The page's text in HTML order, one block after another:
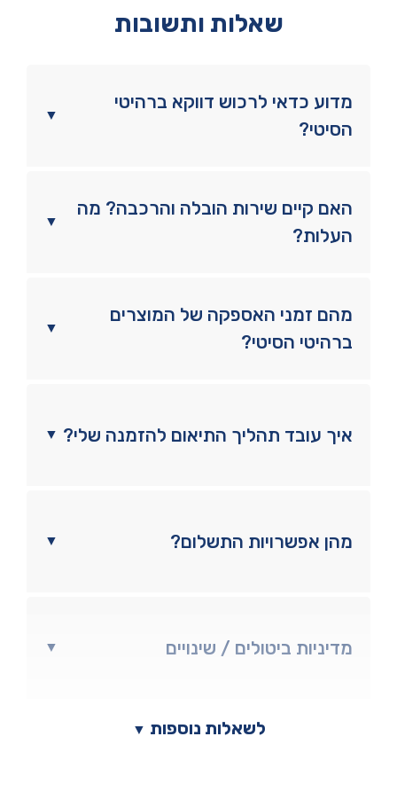
שאלות ותשובות
▼
מדוע כדאי לרכוש דווקא ברהיטי
הסיטי?
▼
האם קיים שירות הובלה והרכבה? מה
העלות?
▼
מהם זמני האספקה של המוצרים
ברהיטי הסיטי?
▼ איך עובד תהליך התיאום להזמנה שלי?
▼ מהן אפשרויות התשלום?
▼ מדיניות ביטולים / שינויים
▼ לשאלות נוספות